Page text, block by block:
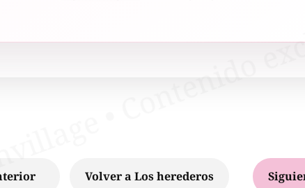
Volver a Los herederos